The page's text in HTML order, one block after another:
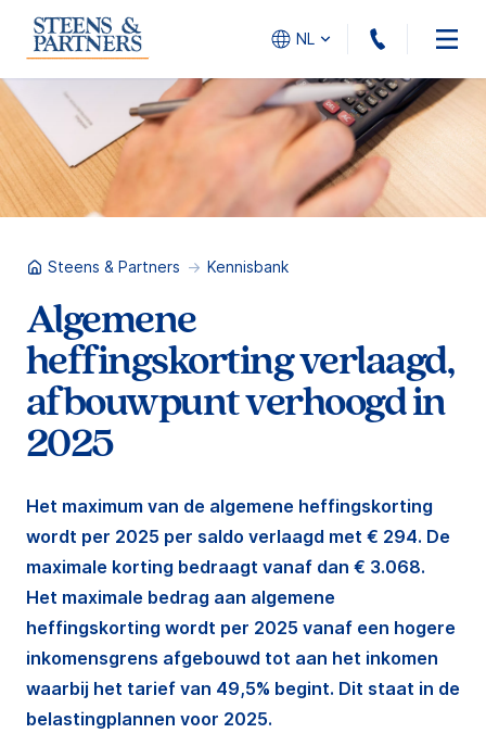
NL 010 -
Steens & Partners Kennisbank
Algemene
heffingskorting verlaagd,
afbouwpunt verhoogd in
2025
Het maximum van de algemene heffingskorting
wordt per 2025 per saldo verlaagd met € 294. De
maximale korting bedraagt vanaf dan € 3.068.
Het maximale bedrag aan algemene
heffingskorting wordt per 2025 vanaf een hogere
inkomensgrens afgebouwd tot aan het inkomen
waarbij het tarief van 49,5% begint. Dit staat in de
belastingplannen voor 2025.